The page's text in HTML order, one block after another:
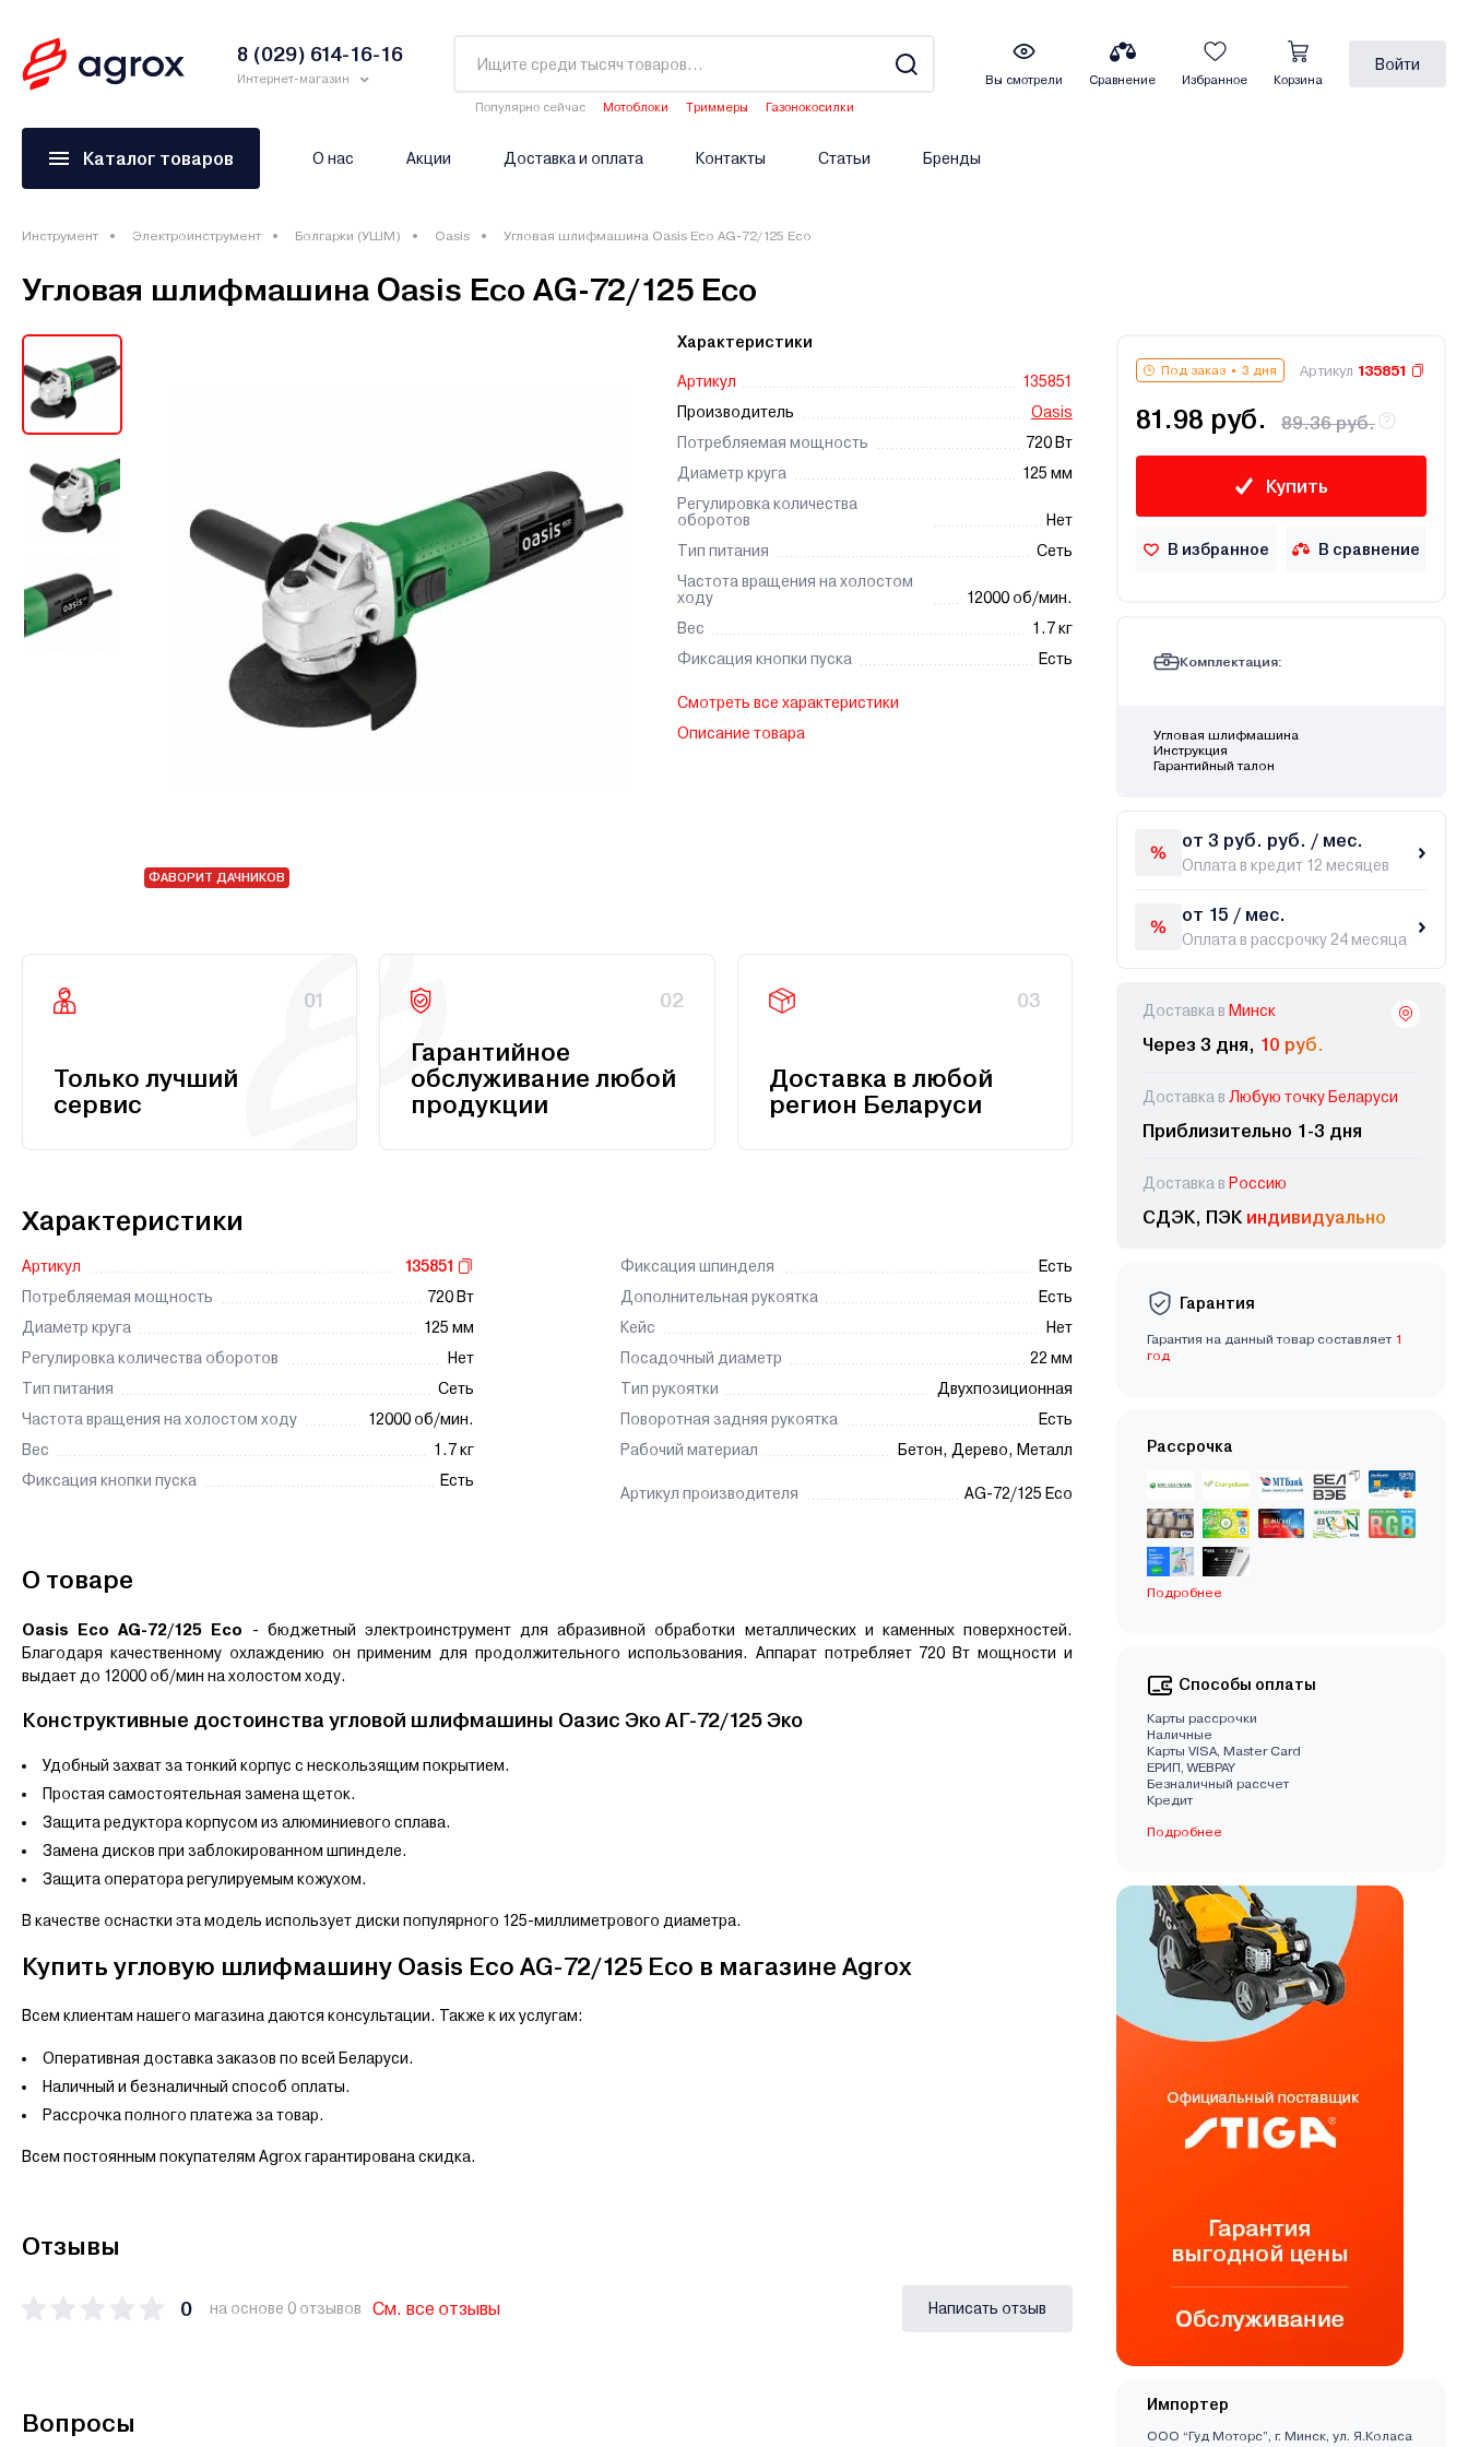
8 (029) 614-16-16
Интернет-магазин
Популярно сейчас Мотоблоки Триммеры
Газонокосилки
Вы смотрели Сравнение Избранное Корзина
Войти
Каталог товаров О нас Акции Доставка и оплата Контакты Статьи Бренды
Инструмент Электроинструмент Болгарки (УШМ) Oasis Угловая шлифмашина Oasis Eco AG-72/125 Eco
Угловая шлифмашина Oasis Eco AG-72/125 Eco
ФАВОРИТ ДАЧНИКОВ
Характеристики
Артикул
135851
Производитель
Oasis
Потребляемая мощность
720 Вт
Диаметр круга
125 мм
Регулировка количества
оборотов
Нет
Тип питания
Сеть
Частота вращения на холостом
ходу
12000 об/мин.
Вес
1.7 кг
Фиксация кнопки пуска
Есть
Смотреть все характеристики
Описание товара
01
Только лучший
сервис
02
Гарантийное
обслуживание любой
продукции
03
Доставка в любой
регион Беларуси
Характеристики
Артикул
135851
Потребляемая мощность
720 Вт
Диаметр круга
125 мм
Регулировка количества оборотов
Нет
Тип питания
Сеть
Частота вращения на холостом ходу
12000 об/мин.
Вес
1.7 кг
Фиксация кнопки пуска
Есть
Фиксация шпинделя
Есть
Дополнительная рукоятка
Есть
Кейс
Нет
Посадочный диаметр
22 мм
Тип рукоятки
Двухпозиционная
Поворотная задняя рукоятка
Есть
Рабочий материал
Бетон, Дерево, Металл
Артикул производителя AG-72/125 Eco
О товаре
Oasis Eco AG-72/125 Eco - бюджетный электроинструмент для абразивной обработки металлических и каменных поверхностей.
Благодаря качественному охлаждению он применим для продолжительного использования. Аппарат потребляет 720 Вт мощности и
выдает до 12000 об/мин на холостом ходу.
Конструктивные достоинства угловой шлифмашины Оазис ЭкоAГ-72/125 Эко
Удобный захват за тонкий корпус с нескользящим покрытием.
Простая самостоятельная замена щеток.
Защита редуктора корпусом из алюминиевого сплава.
Замена дисков при заблокированном шпинделе.
Защита оператора регулируемым кожухом.
В качестве оснастки эта модель использует диски популярного 125-миллиметрового диаметра.
Купить угловую шлифмашину Oasis Eco AG-72/125 Eco в магазине Agrox
Всем клиентам нашего магазина даются консультации. Также к их услугам:
Оперативная доставка заказов по всей Беларуси.
Наличный и безналичный способ оплаты.
Рассрочка полного платежа за товар.
Всем постоянным покупателям Agrox гарантирована скидка.
Отзывы
0 на основе 0 отзывов См. все отзывы Написать отзыв
Вопросы
Под заказ 3 дня Артикул 135851
81.98 руб. 89.36 руб.
Купить
В избранное В сравнение
Комплектация:
Угловая шлифмашина
Инструкция
Гарантийный талон
от 3 руб. руб. / мес.
Оплата в кредит 12 месяцев
от 15 / мес.
Оплата в рассрочку 24 месяца
Доставка в Минск
Через 3 дня, 10 руб.
Доставка в Любую точку Беларуси
Приблизительно 1-3 дня
Доставка в Россию
СДЭК, ПЭК индивидуально
Гарантия
Гарантия на данный товар составляет 1
год
Рассрочка
Подробнее
Способы оплаты
Карты рассрочки
Наличные
Карты VISA, Master Card
EРИП, WEBPAY
Безналичный рассчет
Кредит
Подробнее
Импортер
ООО “Гуд Моторс”, г. Минск, ул. Я.Коласа